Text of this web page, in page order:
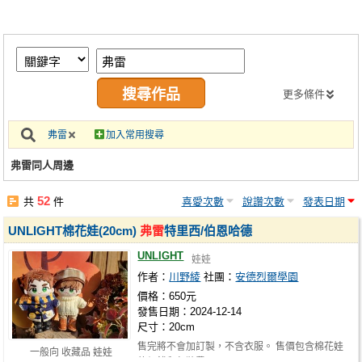
繪圖藝廊
交流中心
攤位轉讓區
會員功能選單
註冊會員
更多條件
弗雷 加入常用搜尋
弗雷同人周邊
共52 件 喜愛次數 說讚次數 發表日期
一般向 收藏品 娃娃
UNLIGHT棉花娃(20cm) 弗雷特里西/伯恩哈德
UNLIGHT 娃娃
作者： 川野綾 社團：安德烈爾學園
價格：650元
發售日期：2024-12-14
尺寸：20cm
售完將不會加訂製，不含衣服。 售價包含棉花娃